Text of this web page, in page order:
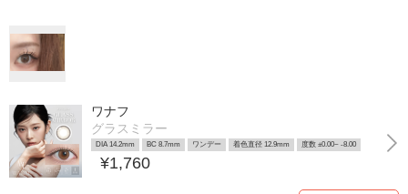
ワナフ
グラスミラー
DIA 14.2mm BC 8.7mm ワンデー 着色直径 12.9mm 度数 ±0.00~ -8.00
¥1,760